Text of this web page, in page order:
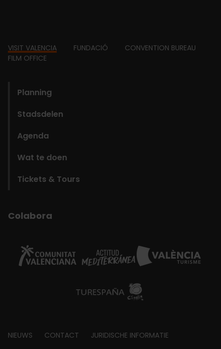
Footer
VISIT VALENCIA FUNDACIÓ
CONVENTION BUREAU
FILM OFFICE
Planning
Stadsdelen
Agenda
Wat te doen
Tickets & Tours
Colabora
Footer
NIEUWS CONTACT JURIDISCHE INFORMATIE